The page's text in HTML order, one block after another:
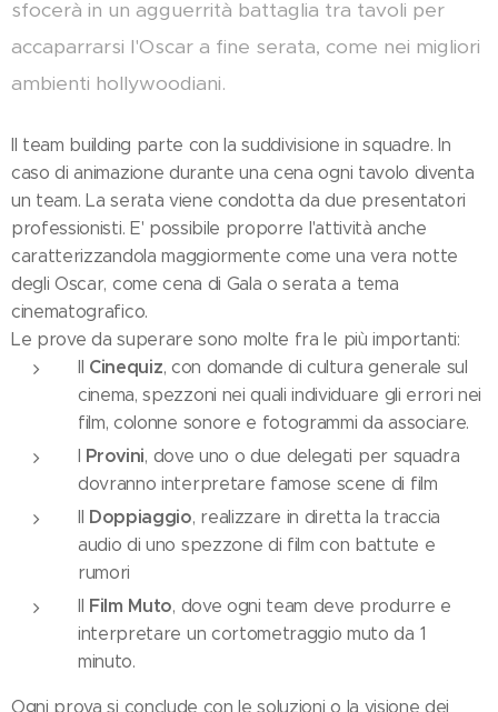
sfocerà in un agguerrità battaglia tra tavoli per
accaparrarsi l'Oscar a fine serata, come nei migliori
ambienti hollywoodiani.
Il team building parte con la suddivisione in squadre. In
caso di animazione durante una cena ogni tavolo diventa
un team. La serata viene condotta da due presentatori
professionisti. E' possibile proporre l'attività anche
caratterizzandola maggiormente come una vera notte
degli Oscar, come cena di Gala o serata a tema
cinematografico.
Le prove da superare sono molte fra le più importanti:
Cinequiz, con domande di cultura generale sul
cinema, spezzoni nei quali individuare gli errori nei
film, colonne sonore e fotogrammi da associare.
Provini, dove uno o due delegati per squadra
dovranno interpretare famose scene di film
Doppiaggio, realizzare in diretta la traccia
audio di uno spezzone di film con battute e
rumori
Film Muto, dove ogni team deve produrre e
interpretare un cortometraggio muto da 1
minuto.
Ogni prova si conclude con le soluzioni o la visione dei